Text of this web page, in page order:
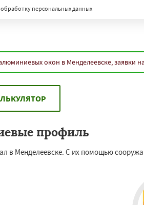
обработку персональных данных
окон в Менделеевске, заявки
профиль
Менделеевске. С их помощью